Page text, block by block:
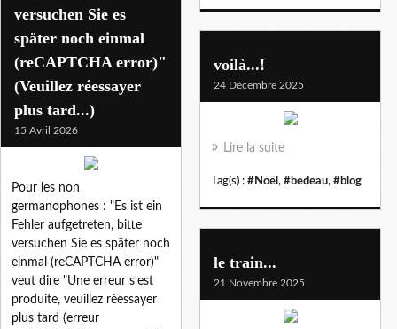
versuchen Sie es
später noch einmal
(reCAPTCHA error)"
(Veuillez réessayer
plus tard...)
15 Avril 2026
Pour les non
germanophones : "Es ist ein
Fehler aufgetreten, bitte
versuchen Sie es später noch
einmal (reCAPTCHA error)"
veut dire "Une erreur s'est
produite, veuillez réessayer
plus tard (erreur
voilà...!
24 Décembre 2025
Lire la suite
Tag(s) : #Noël , #bedeau, #blog
le train...
21 Novembre 2025